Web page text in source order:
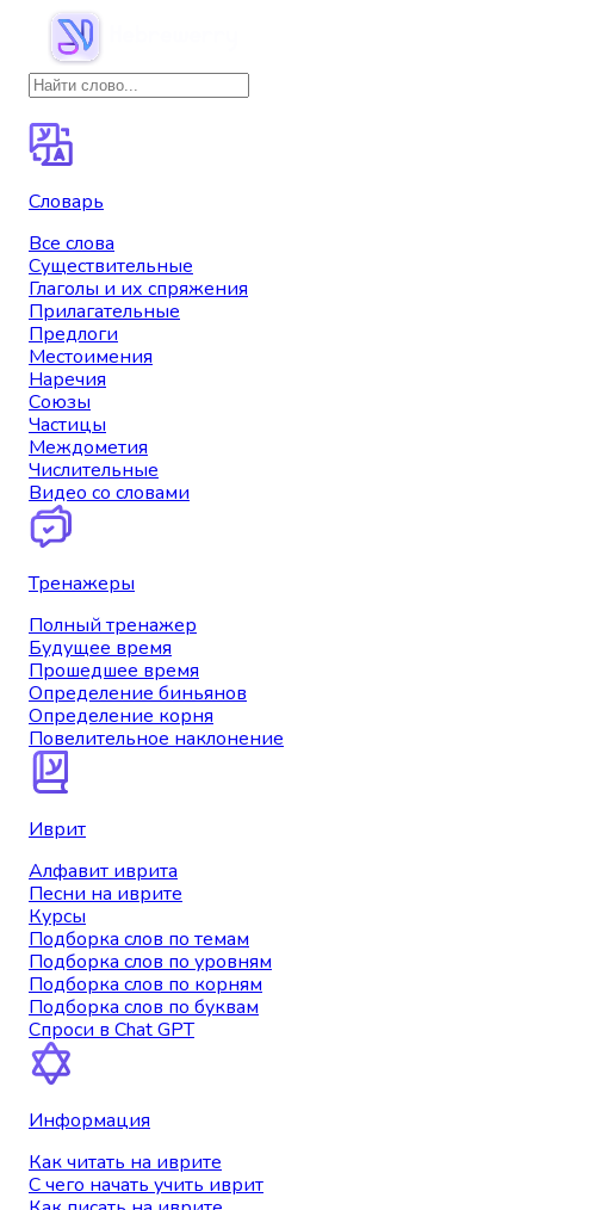
Словарь
Все слова
Существительные
Глаголы и их спряжения
Прилагательные
Предлоги
Местоимения
Наречия
Союзы
Частицы
Междометия
Числительные
Видео со словами
Тренажеры
Полный тренажер
Будущее время
Прошедшее время
Определение биньянов
Определение корня
Повелительное наклонение
Иврит
Алфавит иврита
Песни на иврите
Курсы
Подборка слов по темам
Подборка слов по уровням
Подборка слов по корням
Подборка слов по буквам
Спроси в Chat GPT
Информация
Как читать на иврите
С чего начать учить иврит